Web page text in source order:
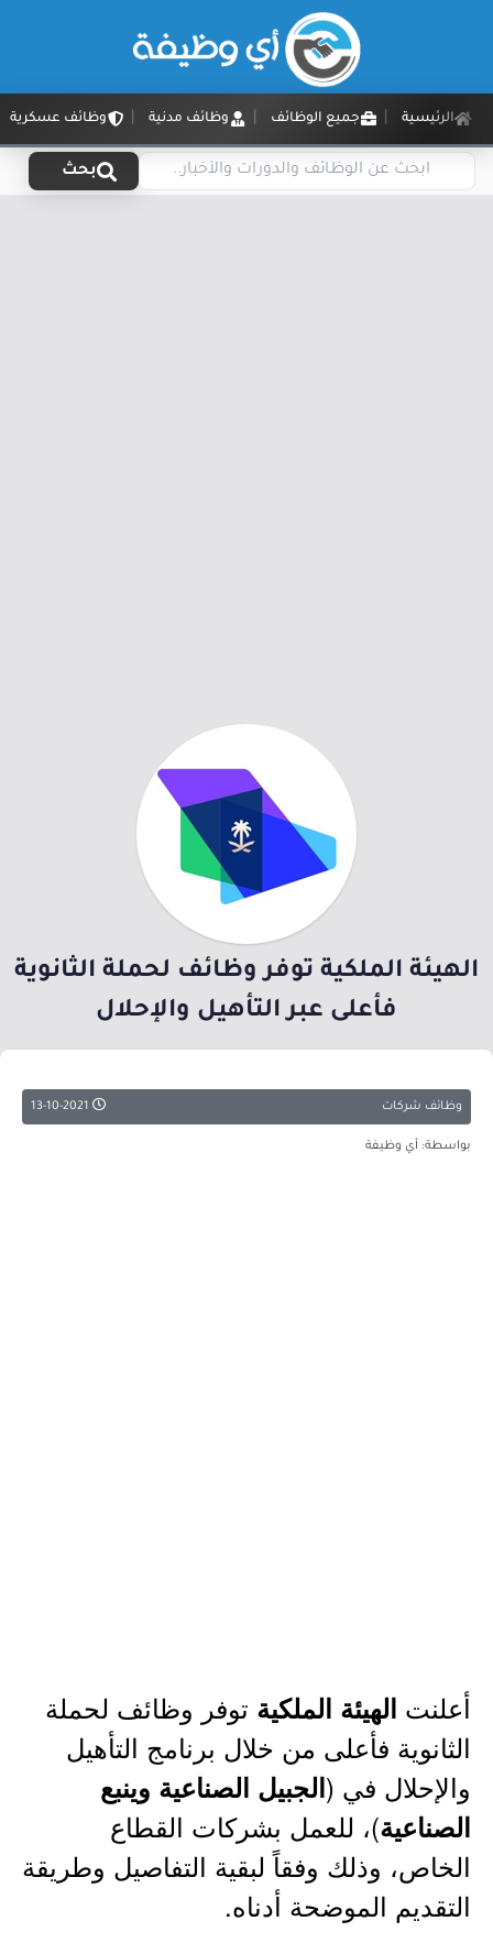
الرئيسية جميع الوظائف وظائف مدنية وظائف عسكرية
بحث
الهيئة الملكية توفر وظائف لحملة الثانوية
فأعلى عبر التأهيل والإحلال
وظائف شركات
بواسطة: أي وظيفة
أعلنت الهيئة الملكية توفر وظائف لحملة
الثانوية فأعلى من خلال برنامج التأهيل
والإحلال في (الجبيل الصناعية وينبع
الصناعية)، للعمل بشركات القطاع
الخاص، وذلك وفقاً لبقية التفاصيل وطريقة
التقديم الموضحة أدناه.